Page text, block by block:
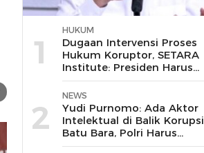
1
HUKUM
Dugaan Intervensi Proses
Hukum Koruptor, SETARA
Institute: Presiden Harus
Pastikan TNI Tak
Disalahgunakan
2
NEWS
Yudi Purnomo: Ada Aktor
Intelektual di Balik Korupsi
Batu Bara, Polri Harus
Bongkar